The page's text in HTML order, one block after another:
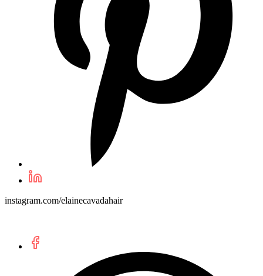
instagram.com/elainecavadahair